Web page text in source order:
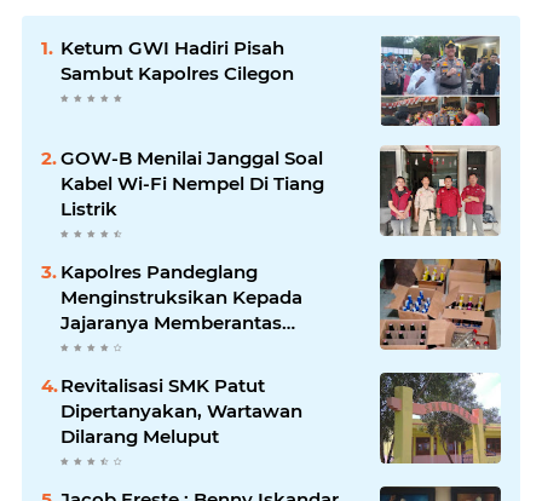
Ketum GWI Hadiri Pisah
Sambut Kapolres Cilegon
GOW-B Menilai Janggal Soal
Kabel Wi-Fi Nempel Di Tiang
Listrik
Kapolres Pandeglang
Menginstruksikan Kepada
Jajaranya Memberantas
Peredaran Miras
Revitalisasi SMK Patut
Dipertanyakan, Wartawan
Dilarang Meluput